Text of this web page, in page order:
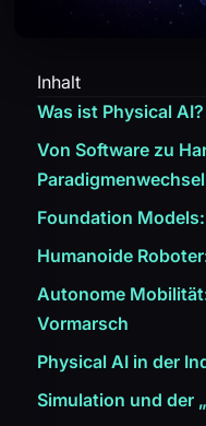
Inhalt
Was ist Physical
Von Software zu
Paradigmenwechsel
Foundation
Humanoide
Autonome
Vormarsch
Physical AI in der
Simulation und der